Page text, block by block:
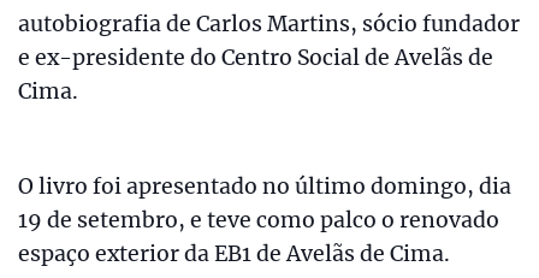
autobiografia de Carlos Martins, sócio fundador
e ex-presidente do Centro Social de Avelãs de
Cima.
O livro foi apresentado no último domingo, dia
19 de setembro, e teve como palco o renovado
espaço exterior da EB1 de Avelãs de Cima.